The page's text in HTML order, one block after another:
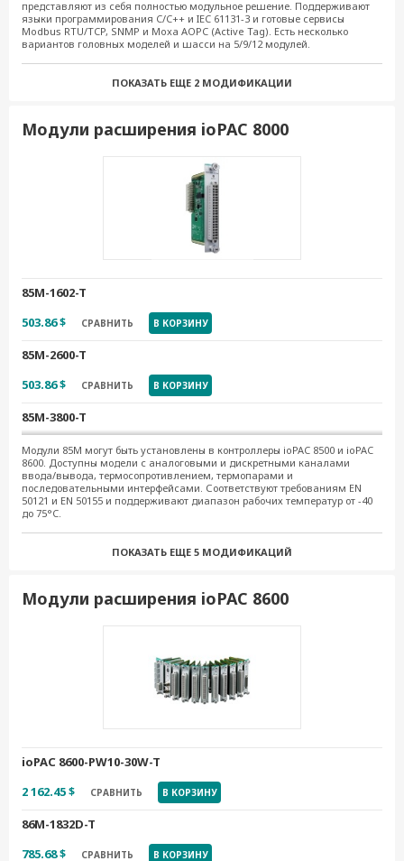
ioPAC 8600-CPU30-RJ45-C-T
2 535.77 $
СРАВНИТЬ
ioPAC 8600-CPU30-RJ45-IEC-T
В КОРЗИНУ
В КОРЗИНУ
представляют из себя полностью модульное решение. Поддерживают
языки программирования C/C++ и IEC 61131-3 и готовые сервисы
Modbus RTU/TCP, SNMP и Moxa AOPC (Active Tag). Есть несколько
вариантов головных моделей и шасси на 5/9/12 модулей.
ПОКАЗАТЬ ЕЩЕ 2 МОДИФИКАЦИИ
Модули расширения ioPAC 8000
85M-1602-T
503.86 $
СРАВНИТЬ В КОРЗИНУ
85M-2600-T
503.86 $
СРАВНИТЬ В КОРЗИНУ
85M-3800-T
838.14 $
СРАВНИТЬ В КОРЗИНУ
85M-3801-T
1 001.01 $
СРАВНИТЬ В КОРЗИНУ
85M-3811-T
В КОРЗИНУ
86.62 $
СРАВНИТЬ В КОРЗИНУ
85M-6600-T
941.23 $
СРАВНИТЬ
85M-6810-T
Модули 85M могут быть установлены в контроллеры ioPAC 8500 и ioPAC
8600. Доступны модели с аналоговыми и дискретными каналами
ввода/вывода, термосопротивлением, термопарами и
последовательными интерфейсами. Соответствуют требованиям EN
50121 и EN 50155 и поддерживают диапазон рабочих температур от -40
до 75°C.
ПОКАЗАТЬ ЕЩЕ 5 МОДИФИКАЦИЙ
Модули расширения ioPAC 8600
ioPAC 8600-PW10-30W-T
2 162.45 $
СРАВНИТЬ В КОРЗИНУ
86M-1832D-T
785.68 $
СРАВНИТЬ В КОРЗИНУ